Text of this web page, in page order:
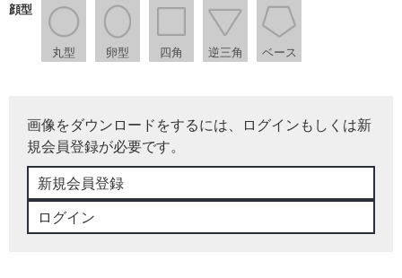
顔型
丸型 卵型 四角 逆三角 ベース
画像をダウンロードをするには、ログインもしくは新
規会員登録が必要です。
新規会員登録
ログイン